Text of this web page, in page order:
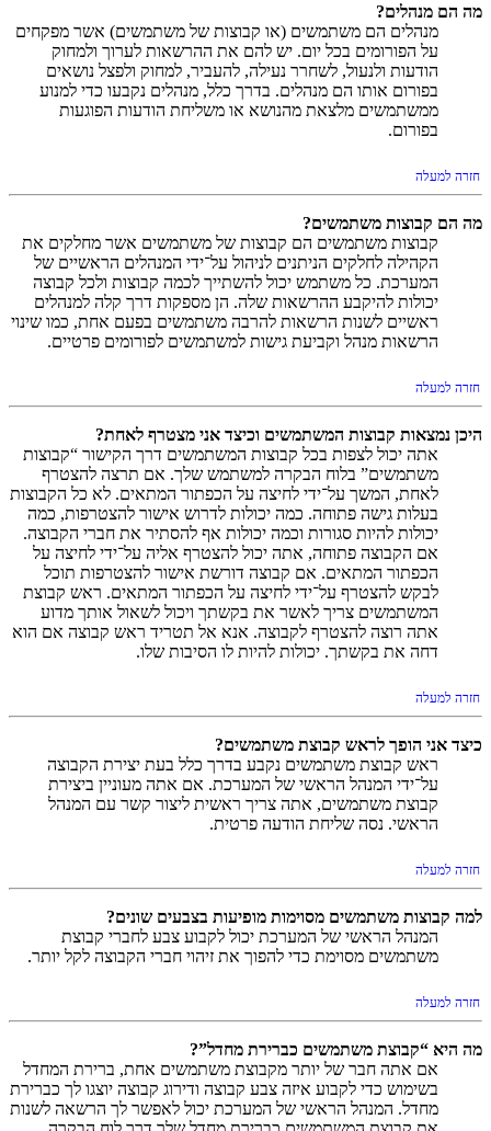
מה הם מנהלים?
מנהלים הם משתמשים (או קבוצות של משתמשים) אשר מפקחים
על הפורומים בכל יום. יש להם את ההרשאות לערוך ולמחוק
הודעות ולנעול, לשחרר נעילה, להעביר, למחוק ולפצל נושאים
בפורום אותו הם מנהלים. בדרך כלל, מנהלים נקבעו כדי למנוע
ממשתמשים מלצאת מהנושא או משליחת הודעות הפוגעות
בפורום.
חזרה למעלה
מה הם קבוצות משתמשים?
קבוצות משתמשים הם קבוצות של משתמשים אשר מחלקים את
הקהילה לחלקים הניתנים לניהול על־ידי המנהלים הראשיים של
המערכת. כל משתמש יכול להשתייך לכמה קבוצות ולכל קבוצה
יכולות להיקבע ההרשאות שלה. הן מספקות דרך קלה למנהלים
ראשיים לשנות הרשאות להרבה משתמשים בפעם אחת, כמו שינוי
הרשאות מנהל וקביעת גישות למשתמשים לפורומים פרטיים.
חזרה למעלה
היכן נמצאות קבוצות המשתמשים וכיצד אני מצטרף לאחת?
אתה יכול לצפות בכל קבוצות המשתמשים דרך הקישור “קבוצות
משתמשים” בלוח הבקרה למשתמש שלך. אם תרצה להצטרף
לאחת, המשך על־ידי לחיצה על הכפתור המתאים. לא כל הקבוצות
בעלות גישה פתוחה. כמה יכולות לדרוש אישור להצטרפות, כמה
יכולות להיות סגורות וכמה יכולות אף להסתיר את חברי הקבוצה.
אם הקבוצה פתוחה, אתה יכול להצטרף אליה על־ידי לחיצה על
הכפתור המתאים. אם קבוצה דורשת אישור להצטרפות תוכל
לבקש להצטרף על־ידי לחיצה על הכפתור המתאים. ראש קבוצת
המשתמשים צריך לאשר את בקשתך ויכול לשאול אותך מדוע
אתה רוצה להצטרף לקבוצה. אנא אל תטריד ראש קבוצה אם הוא
דחה את בקשתך. יכולות להיות לו הסיבות שלו.
חזרה למעלה
כיצד אני הופך לראש קבוצת משתמשים?
ראש קבוצת משתמשים נקבע בדרך כלל בעת יצירת הקבוצה
על־ידי המנהל הראשי של המערכת. אם אתה מעוניין ביצירת
קבוצת משתמשים, אתה צריך ראשית ליצור קשר עם המנהל
הראשי. נסה שליחת הודעה פרטית.
חזרה למעלה
למה קבוצות משתמשים מסוימות מופיעות בצבעים שונים?
המנהל הראשי של המערכת יכול לקבוע צבע לחברי קבוצת
משתמשים מסוימת כדי להפוך את זיהוי חברי הקבוצה לקל יותר.
חזרה למעלה
מה היא “קבוצת משתמשים כברירת מחדל”?
אם אתה חבר של יותר מקבוצת משתמשים אחת, ברירת המחדל
בשימוש כדי לקבוע איזה צבע קבוצה ודירוג קבוצה יוצגו לך כברירת
מחדל. המנהל הראשי של המערכת יכול לאפשר לך הרשאה לשנות